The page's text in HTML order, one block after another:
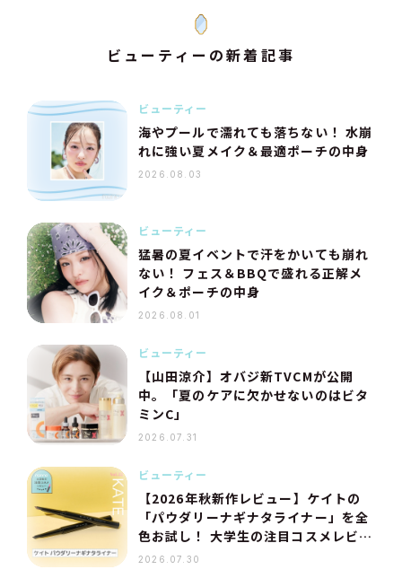
ビューティーの新着記事
ビューティー
海やプールで濡れても落ちない！ 水崩
れに強い夏メイク＆最適ポーチの中身
2026.08.03
ビューティー
猛暑の夏イベントで汗をかいても崩れ
ない！ フェス＆BBQで盛れる正解メ
イク＆ポーチの中身
2026.08.01
ビューティー
【山田涼介】オバジ新TVCMが公開
中。「夏のケアに欠かせないのはビタ
ミンC」
2026.07.31
ビューティー
【2026年秋新作レビュー】ケイトの
「パウダリーナギナタライナー」を全
色お試し！ 大学生の注目コスメレビュ
ー連載 Vol.22
2026.07.30